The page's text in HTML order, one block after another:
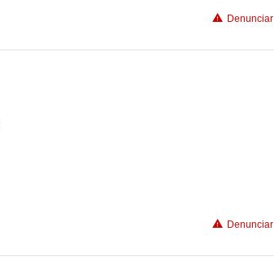
Denunciar
Denunciar